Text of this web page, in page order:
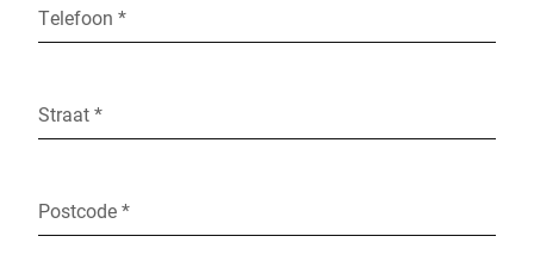
Telefoon *
Straat *
Postcode *